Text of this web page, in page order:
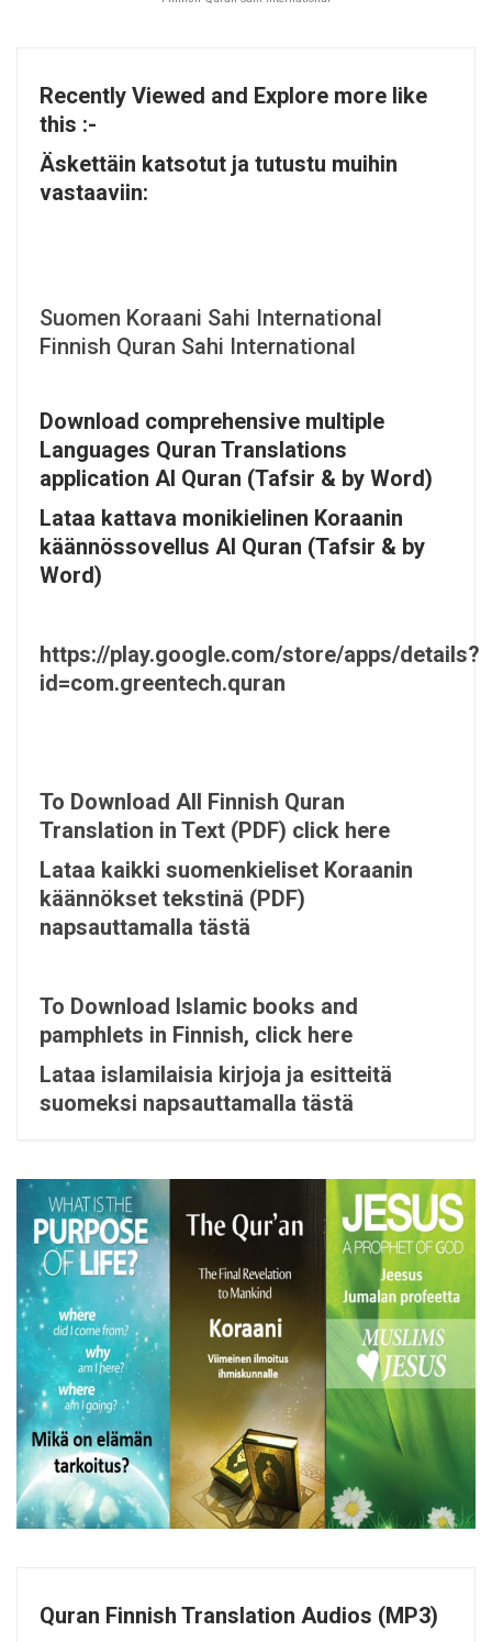
Recently Viewed and Explore more like
this :-
Äskettäin katsotut ja tutustu muihin
vastaaviin:
Suomen Koraani Sahi International
Finnish Quran Sahi International
Download comprehensive multiple
Languages Quran Translations
application Al Quran (Tafsir & by Word)
Lataa kattava monikielinen Koraanin
käännössovellus Al Quran (Tafsir & by
Word)
https://play.google.com/store/apps/details?
id=com.greentech.quran
To Download All Finnish Quran
Translation in Text (PDF) click here
Lataa kaikki suomenkieliset Koraanin
käännökset tekstinä (PDF)
napsauttamalla tästä
To Download Islamic books and
pamphlets in Finnish, click here
Lataa islamilaisia ​​kirjoja ja esitteitä
suomeksi napsauttamalla tästä
Quran Finnish Translation Audios (MP3)